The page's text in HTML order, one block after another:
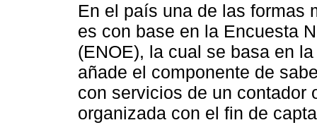
En el país una de las formas
es con base en la Encuesta
(ENOE), la cual se basa en
añade el componente de
con servicios de un contador
organizada con el fin de